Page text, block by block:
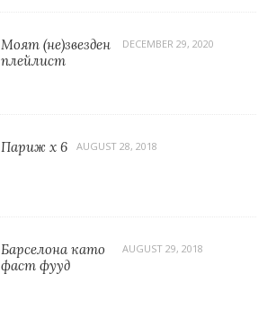
Моят (не)звезден
плейлист
DECEMBER 29, 2020
Париж x 6 AUGUST 28, 2018
Барселона като
фаст фууд
AUGUST 29, 2018